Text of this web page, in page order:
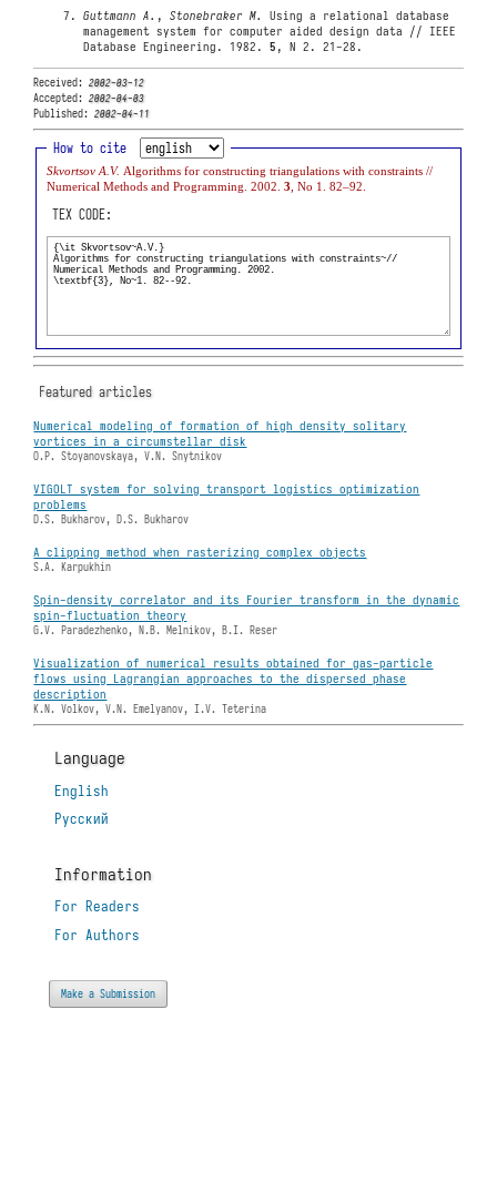
Guttmann A. ,Stonebraker M.
Using a relational database
management system for computer aided design data // IEEE
Database Engineering. 1982.5 , N 2. 21-28.
Received:2002-03-12
Accepted:2002-04-03
Published:2002-04-11
How to cite
Skvortsov A.V.Algorithms for constructing triangulations with constraints //
Numerical Methods and Programming. 2002.3, No 1. 82–92.
TEX CODE:
Featured articles
Numerical modeling of formation of high density solitary
vortices in a circumstellar disk
O.P. Stoyanovskaya, V.N. Snytnikov
VIGOLT system for solving transport logistics optimization
problems
D.S. Bukharov, D.S. Bukharov
A clipping method when rasterizing complex objects
S.A. Karpukhin
Spin-density correlator and its Fourier transform in the dynamic
spin-fluctuation theory
G.V. Paradezhenko, N.B. Melnikov, B.I. Reser
Visualization of numerical results obtained for gas-particle
flows using Lagrangian approaches to the dispersed phase
description
K.N. Volkov, V.N. Emelyanov, I.V. Teterina
Language
English
Русский
Information
For Readers
For Authors
Make a Submission